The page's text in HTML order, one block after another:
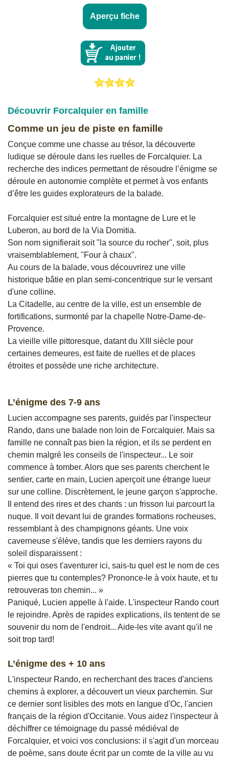
Aperçu fiche
Découvrir Forcalquier en famille
Comme un jeu de piste en famille
Conçue comme une chasse au trésor, la découverte
ludique se déroule dans les ruelles de Forcalquier. La
recherche des indices permettant de résoudre l’énigme se
déroule en autonomie complète et permet à vos enfants
d’être les guides explorateurs de la balade.
Forcalquier est situé entre la montagne de Lure et le
Luberon, au bord de la Via Domitia.
Son nom signifierait soit "la source du rocher", soit, plus
vraisemblablement, "Four à chaux".
Au cours de la balade, vous découvrirez une ville
historique bâtie en plan semi-concentrique sur le versant
d'une colline.
La Citadelle, au centre de la ville, est un ensemble de
fortifications, surmonté par la chapelle Notre-Dame-de-
Provence.
La vieille ville pittoresque, datant du XIII siècle pour
certaines demeures, est faite de ruelles et de places
étroites et possède une riche architecture.
L’énigme des 7-9 ans
Lucien accompagne ses parents, guidés par l'inspecteur
Rando, dans une balade non loin de Forcalquier. Mais sa
famille ne connaît pas bien la région, et ils se perdent en
chemin malgré les conseils de l'inspecteur... Le soir
commence à tomber. Alors que ses parents cherchent le
sentier, carte en main, Lucien aperçoit une étrange lueur
sur une colline. Discrètement, le jeune garçon s'approche.
Il entend des rires et des chants : un frisson lui parcourt la
nuque. Il voit devant lui de grandes formations rocheuses,
ressemblant à des champignons géants. Une voix
caverneuse s'élève, tandis que les derniers rayons du
soleil disparaissent :
« Toi qui oses t'aventurer ici, sais-tu quel est le nom de ces
pierres que tu contemples? Prononce-le à voix haute, et tu
retrouveras ton chemin... »
Paniqué, Lucien appelle à l'aide. L'inspecteur Rando court
le rejoindre. Après de rapides explications, ils tentent de se
souvenir du nom de l'endroit... Aide-les vite avant qu'il ne
soit trop tard!
L’énigme des + 10 ans
L'inspecteur Rando, en recherchant des traces d'anciens
chemins à explorer, a découvert un vieux parchemin. Sur
ce dernier sont lisibles des mots en langue d'Oc, l'ancien
français de la région d'Occitanie. Vous aidez l'inspecteur à
déchiffrer ce témoignage du passé médiéval de
Forcalquier, et voici vos conclusions: il s'agit d'un morceau
de poème, sans doute écrit par un comte de la ville au vu